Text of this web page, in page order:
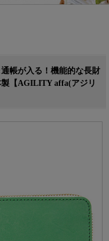
帳が入る！機能的な長財
【AGILITY affa(アジリ